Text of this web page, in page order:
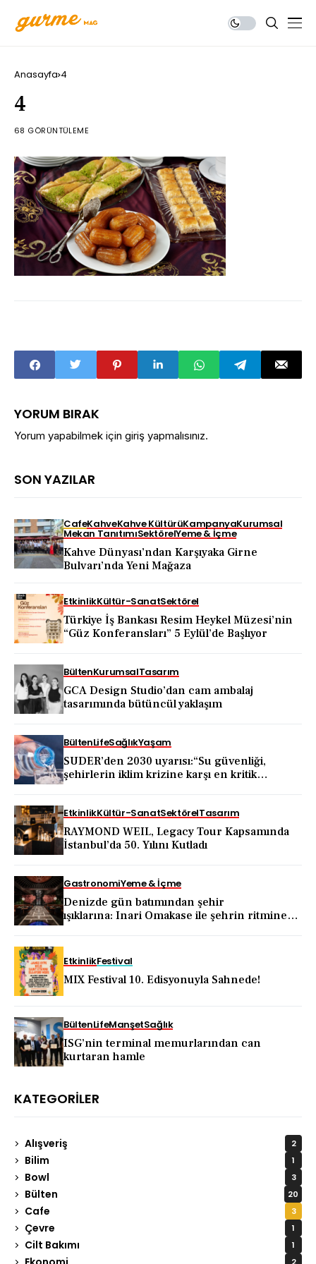
Anasayfa 4
4
68 GÖRÜNTÜLEME
YORUM BIRAK
Yorum yapabilmek için giriş yapmalısınız.
SON YAZILAR
CafeKahveKahve KültürüKampanyaKurumsal
Mekan TanıtımıSektörelYeme & İçme
Kahve Dünyası’ndan Karşıyaka Girne
Bulvarı’nda Yeni Mağaza
EtkinlikKültür-SanatSektörel
Türkiye İş Bankası Resim Heykel Müzesi’nin
“Güz Konferansları” 5 Eylül’de Başlıyor
BültenKurumsalTasarım
GCA Design Studio’dan cam ambalaj
tasarımında bütüncül yaklaşım
BültenLifeSağlıkYaşam
SUDER’den 2030 uyarısı:“Su güvenliği,
şehirlerin iklim krizine karşı en kritik
EtkinlikKültür-SanatSektörelTasarım
RAYMOND WEIL, Legacy Tour Kapsamında
İstanbul’da 50. Yılını Kutladı
GastronomiYeme & İçme
Denizde gün batımından şehir
ışıklarına: Inari Omakase ile şehrin ritmine
EtkinlikFestival
MIX Festival 10. Edisyonuyla Sahnede!
BültenLifeManşetSağlık
ISG’nin terminal memurlarından can
kurtaran hamle
KATEGORILER
Alışveriş 2
Bilim 1
Bowl 3
Bülten 20
Cafe 3
Çevre 1
Cilt Bakımı 1